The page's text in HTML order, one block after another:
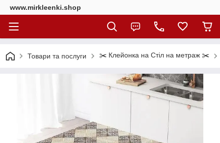
www.mirkleenki.shop
Товари та послуги ✂️ Клейонка на Стіл на метраж ✂️